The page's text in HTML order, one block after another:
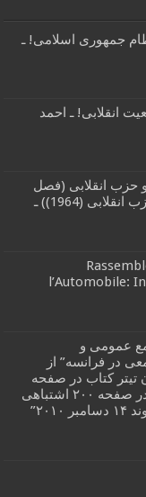
جمهوری اسلامی! ـ
انقلابی! ـ احمد
حزب انقلابی (فصل
نخست از کتاب مبارزات طبقاتی و حزب انقلابی (1964)) ـ
l’Automobile:
عمومی و
در فرانسه” از
تیتر کتاب در صفحه
ای که باز می شود. توضیح: در صفحه ۲۰۰ اشتباهی
در رفرانس ۳۴ موجود است که صحیح آن “لوموند ۱۴ دسامبر ۲۰۱۰”